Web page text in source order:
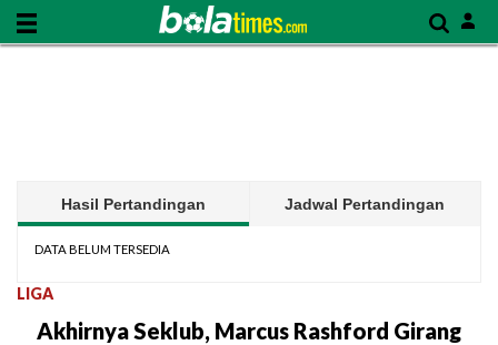
Hasil Pertandingan Jadwal Pertandingan
DATA BELUM TERSEDIA
LIGA
Akhirnya Seklub, Marcus Rashford Girang